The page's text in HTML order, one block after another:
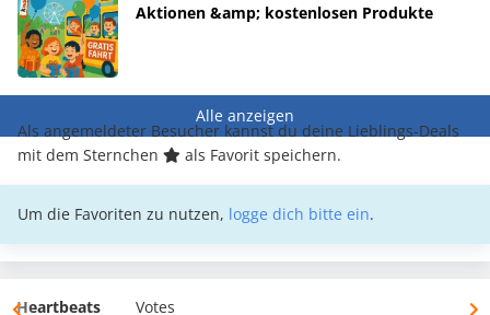
Aktionen &amp; kostenlosen Produkte
Alle anzeigen
Als angemeldeter Besucher kannst du deine Lieblings-Deals
mit dem Sternchen
als Favorit speichern.
Um die Favoriten zu nutzen, logge dich bitte ein.
Heartbeats Votes